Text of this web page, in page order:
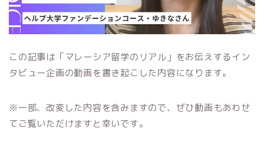
この記事は「マレーシア留学のリアル」をお伝えするイン
タビュー企画の動画を書き起こした内容になります。
※一部、改変した内容を含みますので、ぜひ動画もあわせ
てご覧いただけますと幸いです。